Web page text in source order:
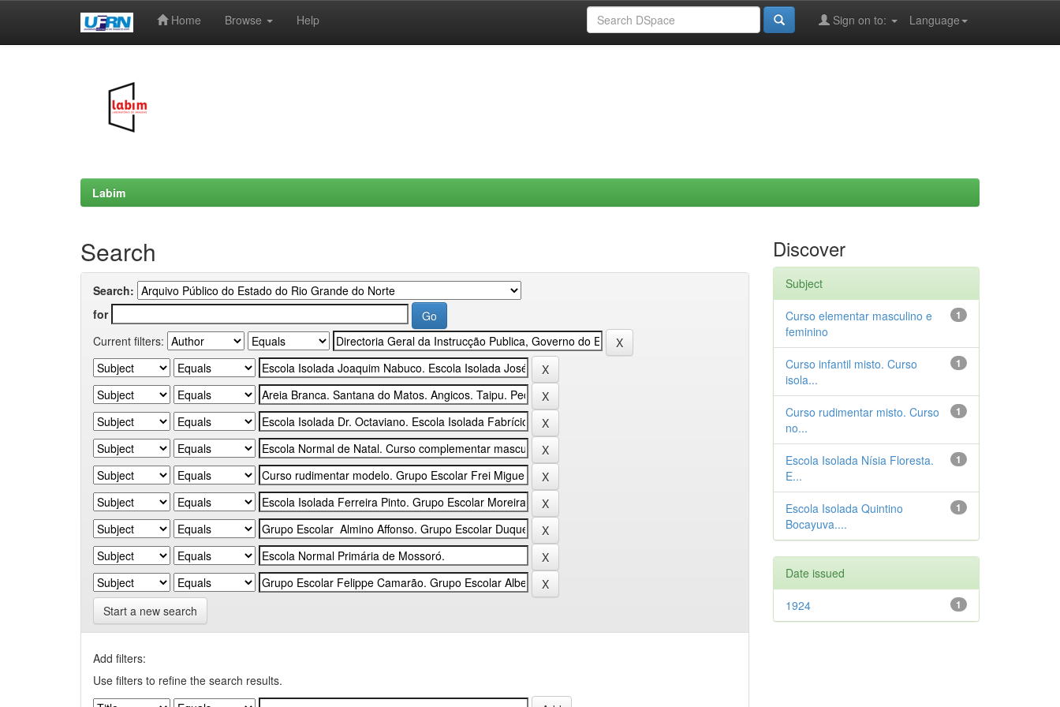
Home Browse Help Language
Sign on to:
Labim
Search
Search:
for
Current filters:
Start a new search
Add filters:
Use filters to refine the search results.
Discover
Subject
1
Curso elementar masculino e
feminino
1
Curso infantil misto. Curso
isola...
1
Curso rudimentar misto. Curso
no...
1
Escola Isolada Nísia Floresta.
E...
1
Escola Isolada Quintino
Bocayuva....
Date issued
1
1924